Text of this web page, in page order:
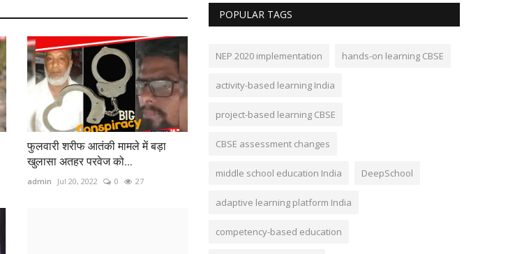
फुलवारी शरीफ आतंकी मामले में बड़ा
खुलासा अतहर परवेज को...
admin Jul 20, 2022 0 27
POPULAR TAGS
NEP 2020 implementation hands-on learning CBSE
activity-based learning India
project-based learning CBSE
CBSE assessment changes
middle school education India DeepSchool
adaptive learning platform India
competency-based education